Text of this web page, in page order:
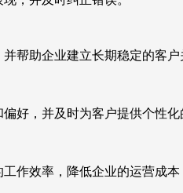
帮助企业建立长期稳定的客户
好，并及时为客户提供个性
作效率，降低企业的运营成